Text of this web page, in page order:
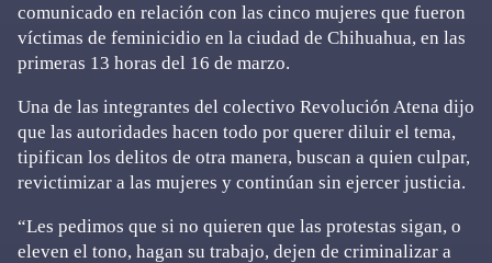
comunicado en relación con las cinco mujeres que fueron
víctimas de feminicidio en la ciudad de Chihuahua, en las
primeras 13 horas del 16 de marzo.
Una de las integrantes del colectivo Revolución Atena dijo
que las autoridades hacen todo por querer diluir el tema,
tipifican los delitos de otra manera, buscan a quien culpar,
revictimizar a las mujeres y continúan sin ejercer justicia.
“Les pedimos que si no quieren que las protestas sigan, o
eleven el tono, hagan su trabajo, dejen de criminalizar a